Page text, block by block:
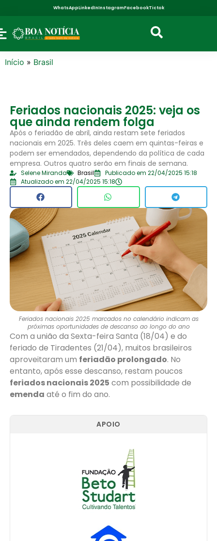
WhatsAppLinkedInInstagramFacebookTictok
Início » Brasil
Feriados nacionais 2025: veja os
que ainda rendem folga
Após o feriadão de abril, ainda restam sete feriados
nacionais em 2025. Três deles caem em quintas-feiras e
podem ser emendados, dependendo da política de cada
empresa. Outros quatro serão em finais de semana.
Selene Miranda Brasil
Publicado em 22/04/2025 15:18
Atualizado em 22/04/2025 15:18
Feriados nacionais 2025 marcados no calendário indicam as
próximas oportunidades de descanso ao longo do ano
Com a união da Sexta-feira Santa (18/04) e do
feriado de Tiradentes (21/04), muitos brasileiros
aproveitaram um feriadão prolongado. No
entanto, após esse descanso, restam poucos
feriados nacionais 2025 com possibilidade de
emenda até o fim do ano.
APOIO